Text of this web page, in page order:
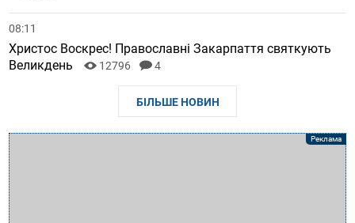
08:11
Христос Воскрес! Православні Закарпаття святкують
Великдень
12796 4
БІЛЬШЕ НОВИН